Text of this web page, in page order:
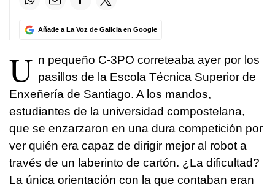
Añade a La Voz de Galicia en Google
U n pequeño C-3PO correteaba ayer por los
pasillos de la Escola Técnica Superior de
Enxeñería de Santiago. A los mandos,
estudiantes de la universidad compostelana,
que se enzarzaron en una dura competición por
ver quién era capaz de dirigir mejor al robot a
través de un laberinto de cartón. ¿La dificultad?
La única orientación con la que contaban eran